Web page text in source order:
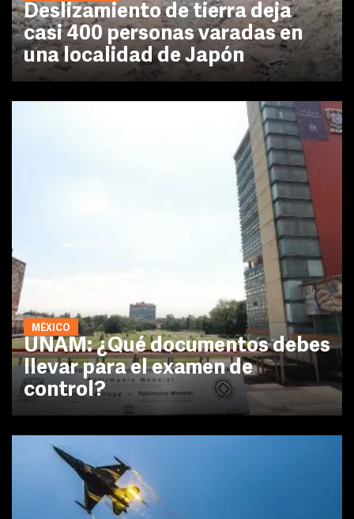
Deslizamiento de tierra deja
casi 400 personas varadas en
una localidad de Japón
MÉXICO
UNAM: ¿Qué documentos debes
llevar para el examen de
control?